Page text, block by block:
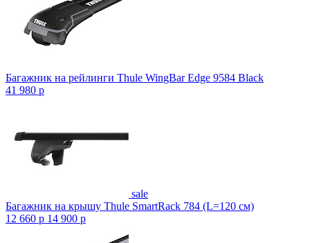
Багажник на рейлинги Thule WingBar Edge 9584 Black
41 980 p
sale
Багажник на крышу Thule SmartRack 784 (L=120 см)
12 660 p 14 900 p